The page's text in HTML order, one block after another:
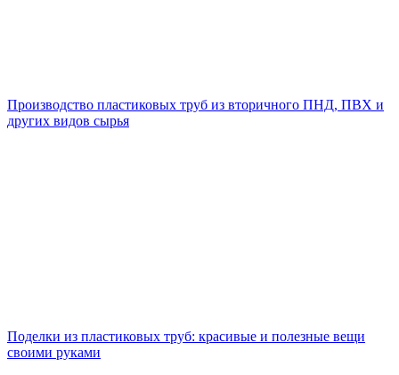
Производство пластиковых труб из вторичного ПНД, ПВХ и
других видов сырья
Поделки из пластиковых труб: красивые и полезные вещи
своими руками